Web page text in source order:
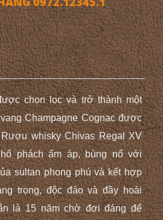
chọn lọc và trở thành một
Champagne Cognac được
whisky Chivas Regal XV
phách ấm áp, bùng nổ với
sultan phong phú và kết hợp
trọng, độc đáo và đầy hoài
là 15 năm chờ đợi đáng để